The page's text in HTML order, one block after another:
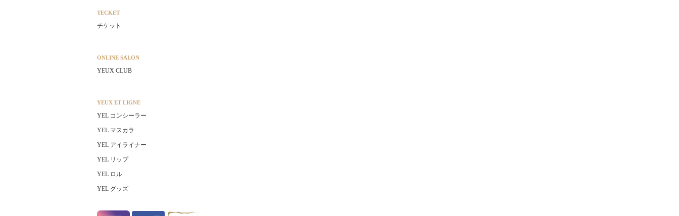
TECKET
チケット
ONLINE SALON
YEUX CLUB
YEUX ET LIGNE
YEL コンシーラー
YEL マスカラ
YEL アイライナー
YEL リップ
YEL ロル
YEL グッズ